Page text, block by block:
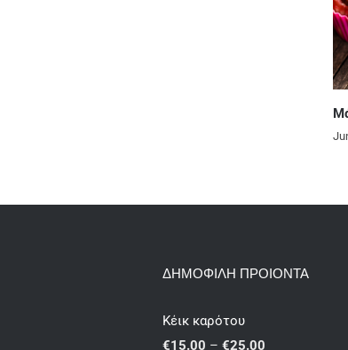
June
ΔΗΜΟΦΙΛΗ ΠΡΟΙΟΝΤΑ
Κέικ καρότου